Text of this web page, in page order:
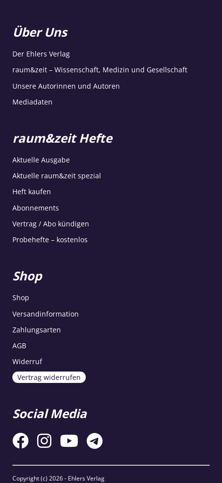
Über Uns
Der Ehlers Verlag
raum&zeit – Wissenschaft, Medizin und Gesellschaft
Unsere Autorinnen und Autoren
Mediadaten
raum&zeit Hefte
Aktuelle Ausgabe
Aktuelle raum&zeit spezial
Heft kaufen
Abonnements
Vertrag / Abo kündigen
Probehefte – kostenlos
Shop
Shop
Versandinformation
Zahlungsarten
AGB
Widerruf
Vertrag widerrufen
Social Media
Copyright (c) 2026 - Ehlers Verlag